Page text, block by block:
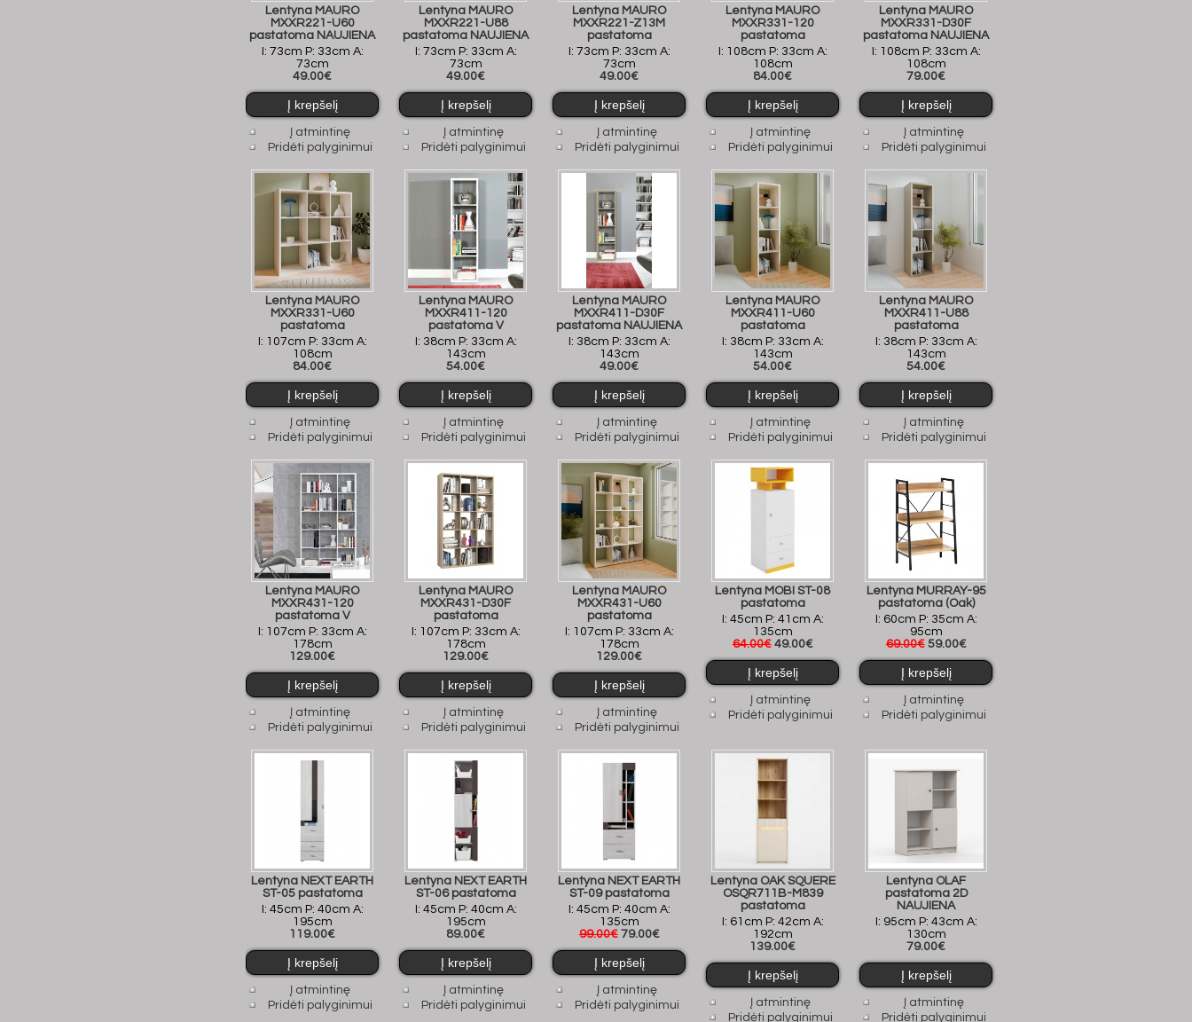
Lentyna MAURO
MXXR221-U60
pastatoma NAUJIENA
I: 73cm P: 33cm A:
73cm
49.00€
Į atmintinę
Pridėti palyginimui
Lentyna MAURO
MXXR221-U88
pastatoma NAUJIENA
I: 73cm P: 33cm A:
73cm
49.00€
Į atmintinę
Pridėti palyginimui
Lentyna MAURO
MXXR221-Z13M
pastatoma
I: 73cm P: 33cm A:
73cm
49.00€
Į atmintinę
Pridėti palyginimui
Lentyna MAURO
MXXR331-120
pastatoma
I: 108cm P: 33cm A:
108cm
84.00€
Į atmintinę
Pridėti palyginimui
Lentyna MAURO
MXXR331-D30F
pastatoma NAUJIENA
I: 108cm P: 33cm A:
108cm
79.00€
Į atmintinę
Pridėti palyginimui
Lentyna MAURO
MXXR331-U60
pastatoma
I: 107cm P: 33cm A:
108cm
84.00€
Į atmintinę
Pridėti palyginimui
Lentyna MAURO
MXXR411-120
pastatoma V
I: 38cm P: 33cm A:
143cm
54.00€
Į atmintinę
Pridėti palyginimui
Lentyna MAURO
MXXR411-D30F
pastatoma NAUJIENA
I: 38cm P: 33cm A:
143cm
49.00€
Į atmintinę
Pridėti palyginimui
Lentyna MAURO
MXXR411-U60
pastatoma
I: 38cm P: 33cm A:
143cm
54.00€
Į atmintinę
Pridėti palyginimui
Lentyna MAURO
MXXR411-U88
pastatoma
I: 38cm P: 33cm A:
143cm
54.00€
Į atmintinę
Pridėti palyginimui
Lentyna MAURO
MXXR431-120
pastatoma V
I: 107cm P: 33cm A:
178cm
129.00€
Į atmintinę
Pridėti palyginimui
Lentyna MAURO
MXXR431-D30F
pastatoma
I: 107cm P: 33cm A:
178cm
129.00€
Į atmintinę
Pridėti palyginimui
Lentyna MAURO
MXXR431-U60
pastatoma
I: 107cm P: 33cm A:
178cm
129.00€
Į atmintinę
Pridėti palyginimui
Lentyna MOBI ST-08
pastatoma
I: 45cm P: 41cm A:
135cm
64.00€ 49.00€
Į atmintinę
Pridėti palyginimui
Lentyna MURRAY-95
pastatoma (Oak)
I: 60cm P: 35cm A:
95cm
69.00€ 59.00€
Į atmintinę
Pridėti palyginimui
Lentyna NEXT EARTH
ST-05 pastatoma
I: 45cm P: 40cm A:
195cm
119.00€
Į atmintinę
Pridėti palyginimui
Lentyna NEXT EARTH
ST-06 pastatoma
I: 45cm P: 40cm A:
195cm
89.00€
Į atmintinę
Pridėti palyginimui
Lentyna NEXT EARTH
ST-09 pastatoma
I: 45cm P: 40cm A:
135cm
99.00€ 79.00€
Į atmintinę
Pridėti palyginimui
Lentyna OAK SQUERE
OSQR711B-M839
pastatoma
I: 61cm P: 42cm A:
192cm
139.00€
Į atmintinę
Pridėti palyginimui
Lentyna OLAF
pastatoma 2D
NAUJIENA
I: 95cm P: 43cm A:
130cm
79.00€
Į atmintinę
Pridėti palyginimui